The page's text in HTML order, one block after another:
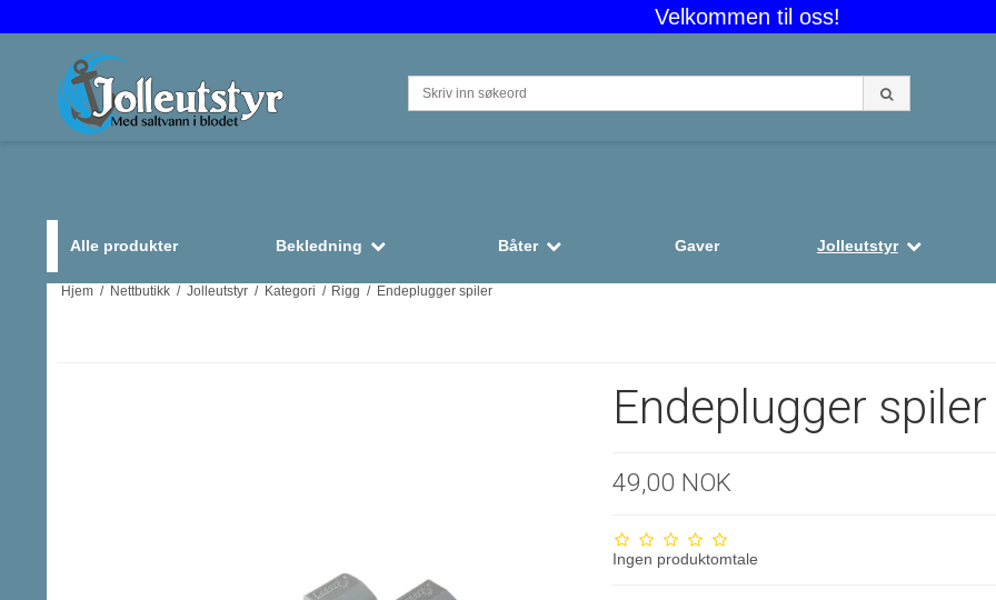
Velkommen til oss!
Alle produkter Bekledning Båter Gaver Jolleutstyr
Hjem / Nettbutikk / Jolleutstyr / Kategori / Rigg / Endeplugger spiler
Endeplugger spiler
49,00 NOK
Ingen produktomtale